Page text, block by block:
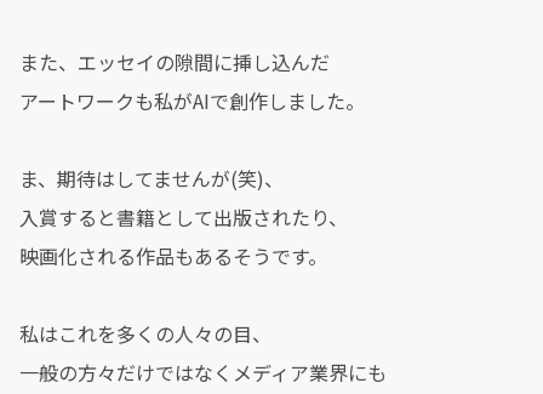
また、エッセイの隙間に挿し込んだ
アートワークも私がAIで創作しました。
ま、期待はしてませんが(笑)、
入賞すると書籍として出版されたり、
映画化される作品もあるそうです。
私はこれを多くの人々の目、
一般の方々だけではなくメディア業界にも